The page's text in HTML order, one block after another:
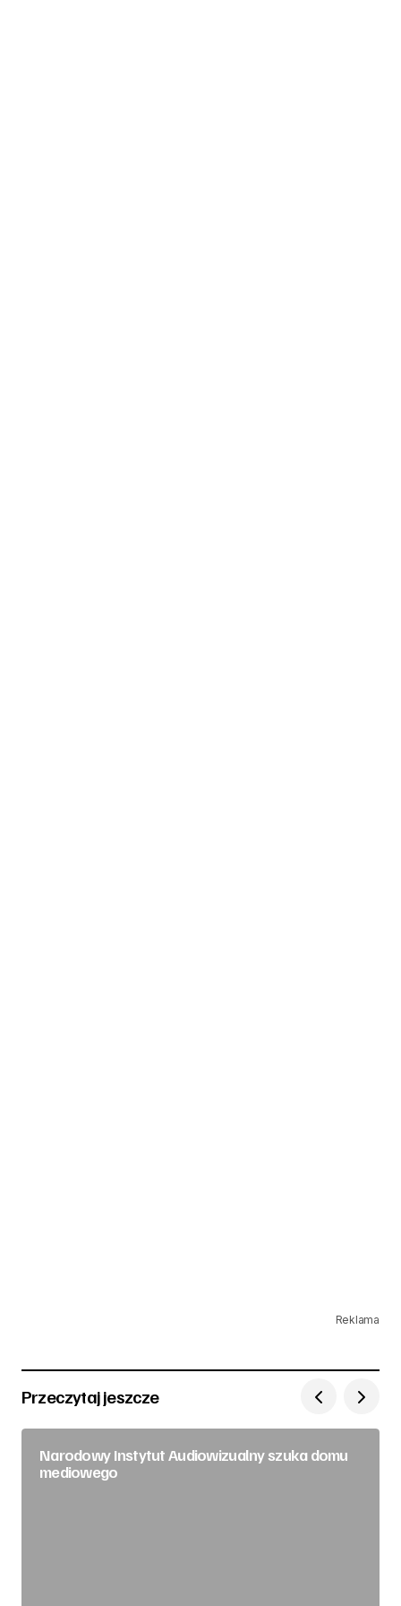
Reklama
Przeczytaj jeszcze
Narodowy Instytut Audiowizualny szuka domu
mediowego